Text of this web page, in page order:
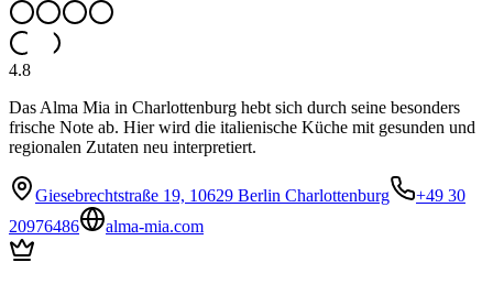
4.8
Das Alma Mia in Charlottenburg hebt sich durch seine besonders
frische Note ab. Hier wird die italienische Küche mit gesunden und
regionalen Zutaten neu interpretiert.
Giesebrechtstraße 19, 10629 Berlin Charlottenburg
+49 30
20976486
alma-mia.com